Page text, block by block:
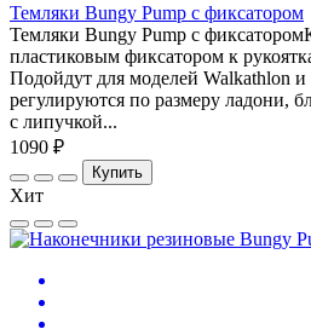
Темляки Bungy Pump с фиксатором
Темляки Bungy Pump с
пластиковым фиксатором к
Подойдут для моделей Walkathlon
регулируются по размеру ладони,
с липучкой...
1090 ₽
Купить
Хит